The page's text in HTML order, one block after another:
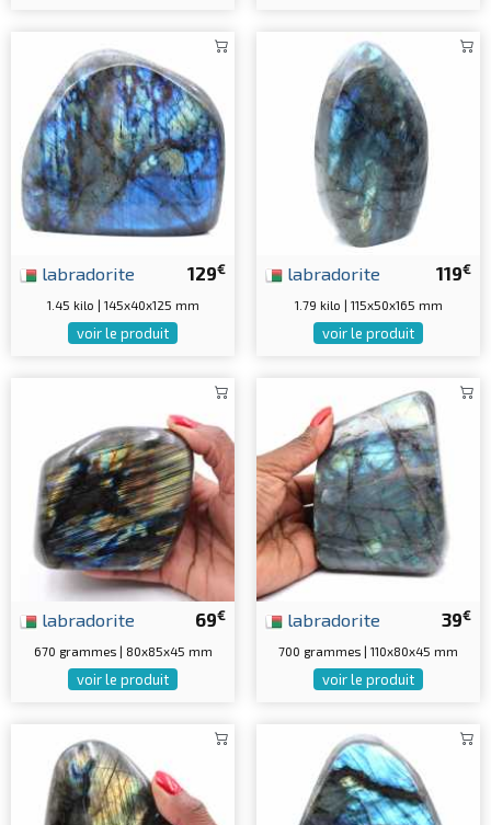
129€
labradorite
1.45 kilo | 145x40x125 mm
voir le produit
119€
labradorite
1.79 kilo | 115x50x165 mm
voir le produit
69€
labradorite
670 grammes | 80x85x45 mm
voir le produit
39€
labradorite
700 grammes | 110x80x45 mm
voir le produit